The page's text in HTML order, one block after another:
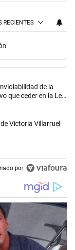
RECIENTES
en los
dio media sanción a
de la
que ceder en la Ley
a la mano
Victoria Villarruel
por